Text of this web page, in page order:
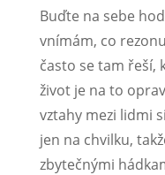
Buďte na sebe
vnímám, co
často se tam řeší,
život je na to
vztahy mezi lidmi
jen na chvilku,
zbytečnými